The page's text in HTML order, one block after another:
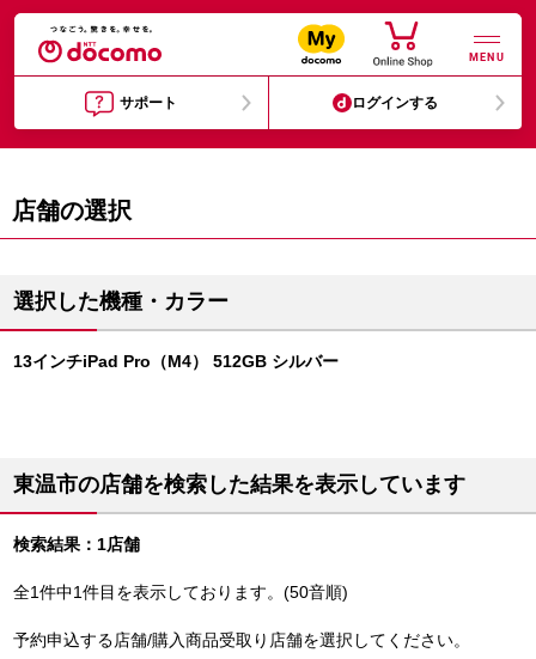
MENU
サポート ログインする
店舗の選択
選択した機種・カラー
13インチiPad Pro（M4） 512GB シルバー
東温市の店舗を検索した結果を表示しています
検索結果：1店舗
全1件中1件目を表示しております。(50音順)
予約申込する店舗/購入商品受取り店舗を選択してください。